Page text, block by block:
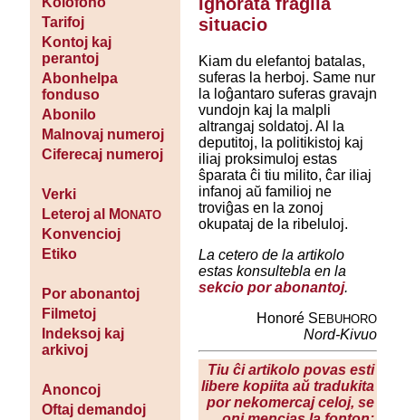
Tarifoj
Kontoj kaj
perantoj
Abonhelpa
fonduso
Abonilo
Malnovaj numeroj
Ciferecaj numeroj
Verki
Leteroj al MONATO
Konvencioj
Etiko
Por abonantoj
Filmetoj
Indeksoj kaj
arkivoj
Anoncoj
Oftaj demandoj
situacio
Kiam du elefantoj batalas,
suferas la herboj. Same nur
la loĝantaro suferas gravajn
vundojn kaj la malpli
altrangaj soldatoj. Al la
deputitoj, la politikistoj kaj
iliaj proksimuloj estas
ŝparata ĉi tiu milito, ĉar iliaj
infanoj aŭ familioj ne
troviĝas en la zonoj
okupataj de la ribeluloj.
La cetero de la artikolo
estas konsultebla en la
sekcio por abonantoj.
Honoré S EBUHORO
Nord-Kivuo
Tiu ĉi artikolo povas esti
libere kopiita aŭ tradukita
por nekomercaj celoj, se